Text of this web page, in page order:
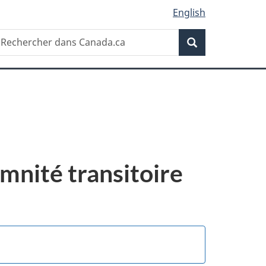
English
Recherche
transitoire